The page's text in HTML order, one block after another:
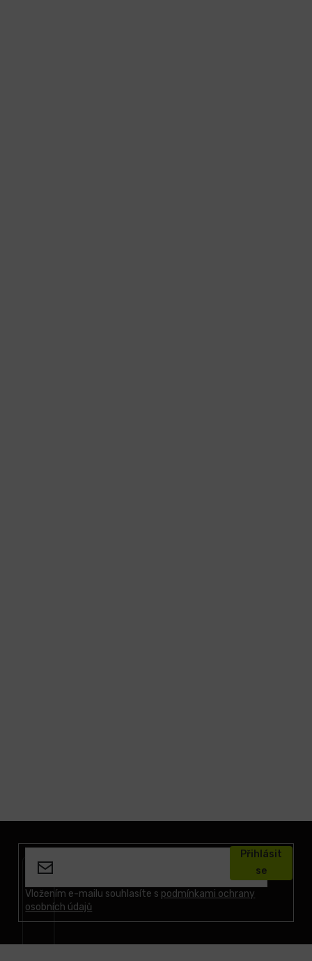
Vložením e-mailu souhlasíte s podmínkami ochrany
osobních údajů
Přihlásit
se